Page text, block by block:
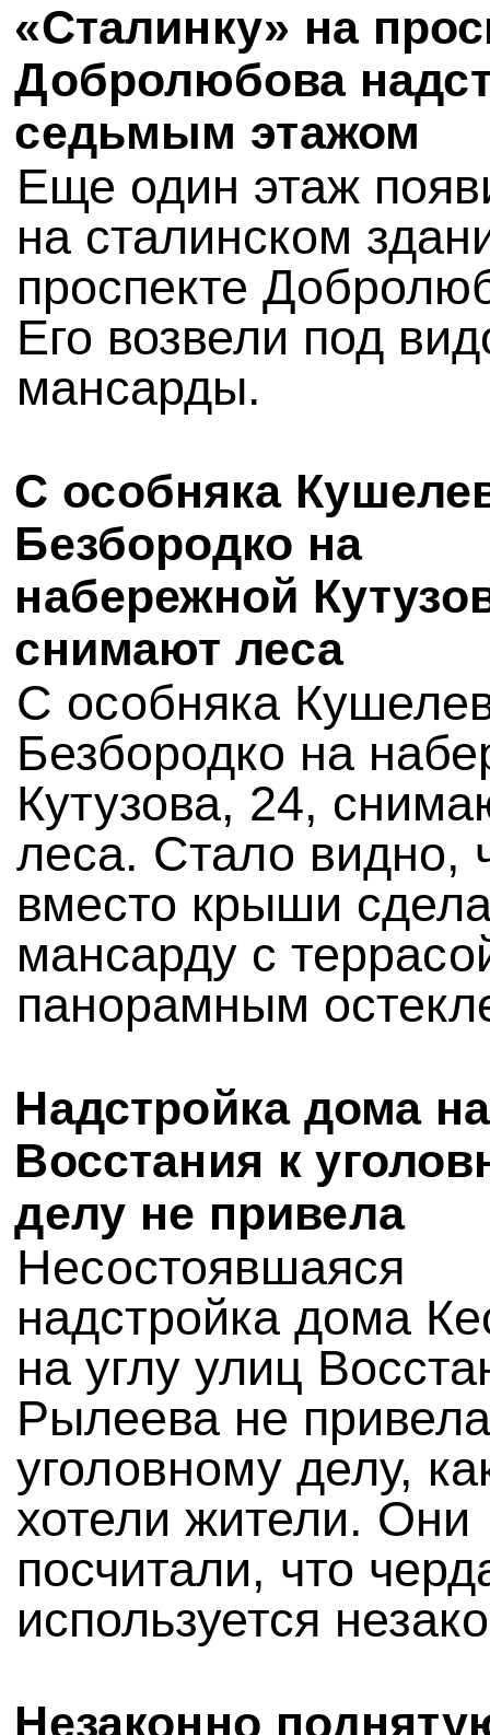
«Сталинку» на
Добролюбова
седьмым этажом
Еще один этаж
на сталинском
проспекте
Его возвели под
мансарды.
С особняка
Безбородко на
набережной
снимают леса
С особняка
Безбородко на
Кутузова, 24,
леса. Стало видно,
вместо крыши
мансарду с
панорамным
Надстройка дома на
Восстания к
делу не привела
Несостоявшаяся
надстройка дома
на углу улиц
Рылеева не
уголовному делу,
хотели жители. Они
посчитали, что
используется
Незаконно